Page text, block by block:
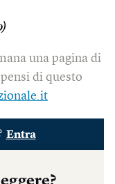
una pagina di
di questo